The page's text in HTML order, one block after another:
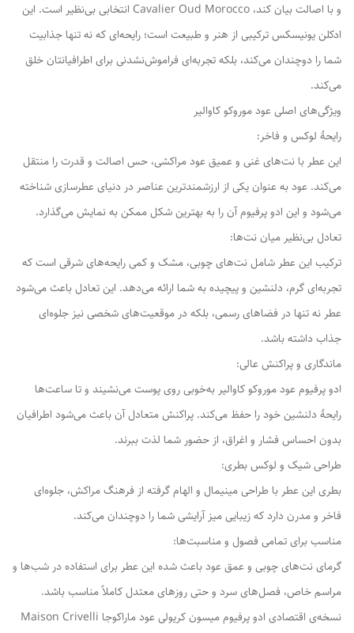
و با اصالت بیان کند، Cavalier Oud Morocco انتخابی بی‌نظیر است. این
ادکلن یونیسکس ترکیبی از هنر و طبیعت است؛ رایحه‌ای که نه تنها جذابیت
شما را دوچندان می‌کند، بلکه تجربه‌ای فراموش‌نشدنی برای اطرافیانتان خلق
می‌کند.
ویژگی‌های اصلی عود موروکو کاوالیر
رایحهٔ لوکس و فاخر:
این عطر با نت‌های غنی و عمیق عود مراکشی، حس اصالت و قدرت را منتقل
می‌کند. عود به عنوان یکی از ارزشمندترین عناصر در دنیای عطرسازی شناخته
می‌شود و این ادو پرفیوم آن را به بهترین شکل ممکن به نمایش می‌گذارد.
تعادل بی‌نظیر میان نت‌ها:
ترکیب این عطر شامل نت‌های چوبی، مشک و کمی رایحه‌های شرقی است که
تجربه‌ای گرم، دلنشین و پیچیده به شما ارائه می‌دهد. این تعادل باعث می‌شود
عطر نه تنها در فضاهای رسمی، بلکه در موقعیت‌های شخصی نیز جلوه‌ای
جذاب داشته باشد.
ماندگاری و پراکنش عالی:
ادو پرفیوم عود موروکو کاوالیر به‌خوبی روی پوست می‌نشیند و تا ساعت‌ها
رایحهٔ دلنشین خود را حفظ می‌کند. پراکنش متعادل آن باعث می‌شود اطرافیان
بدون احساس فشار و اغراق، از حضور شما لذت ببرند.
طراحی شیک و لوکس بطری:
بطری این عطر با طراحی مینیمال و الهام گرفته از فرهنگ مراکش، جلوه‌ای
فاخر و مدرن دارد که زیبایی میز آرایشی شما را دوچندان می‌کند.
مناسب برای تمامی فصول و مناسبت‌ها:
گرمای نت‌های چوبی و عمق عود باعث شده این عطر برای استفاده در شب‌ها و
مراسم خاص، فصل‌های سرد و حتی روزهای معتدل کاملاً مناسب باشد.
نسخه‌ی اقتصادی ادو پرفیوم میسون کریولی عود ماراکوجا Maison Crivelli